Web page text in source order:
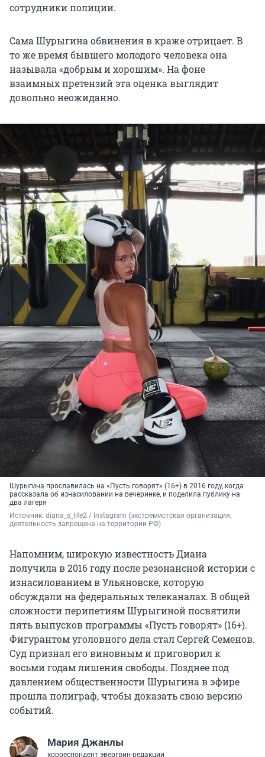
сотрудники полиции.
Сама Шурыгина обвинения в краже отрицает. В
то же время бывшего молодого человека она
называла «добрым и хорошим». На фоне
взаимных претензий эта оценка выглядит
довольно неожиданно.
Шурыгина прославилась на «Пусть говорят» (16+) в 2016 году, когда
рассказала об изнасиловании на вечеринке, и поделила публику на
два лагеря
Источник: diana_s_life2 / Instagram (экстремистская организация,
деятельность запрещена на территории РФ)
Напомним, широкую известность Диана
получила в 2016 году после резонансной истории с
изнасилованием в Ульяновске, которую
обсуждали на федеральных телеканалах. В общей
сложности перипетиям Шурыгиной посвятили
пять выпусков программы «Пусть говорят» (16+).
Фигурантом уголовного дела стал Сергей Семенов.
Суд признал его виновным и приговорил к
восьми годам лишения свободы. Позднее под
давлением общественности Шурыгина в эфире
прошла полиграф, чтобы доказать свою версию
событий.
Мария Джанлы
корреспондент эвергрин-редакции